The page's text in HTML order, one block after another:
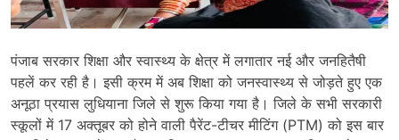
पंजाब सरकार शिक्षा और स्वास्थ्य के क्षेत्र में लगातार नई और जनहितैषी
पहलें कर रही है। इसी क्रम में अब शिक्षा को जनस्वास्थ्य से जोड़ते हुए एक
अनूठा प्रयास लुधियाना जिले से शुरू किया गया है। जिले के सभी सरकारी
स्कूलों में 17 अक्तूबर को होने वाली पैरेंट-टीचर मीटिंग (PTM) को इस बार